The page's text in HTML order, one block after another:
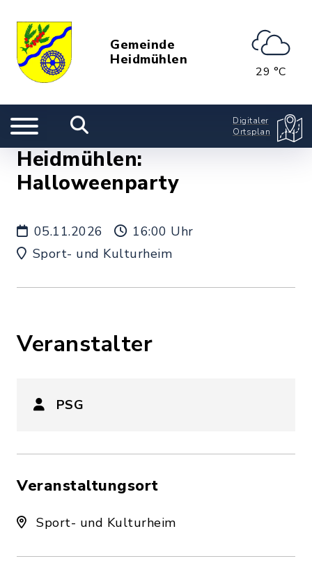
Gemeinde
Heidmühlen
29 °C
Digitaler
Ortsplan
Heidmühlen:
Halloweenparty
05.11.2026
16:00 Uhr
Sport- und Kulturheim
Veranstalter
PSG
Veranstaltungsort
Sport- und Kulturheim